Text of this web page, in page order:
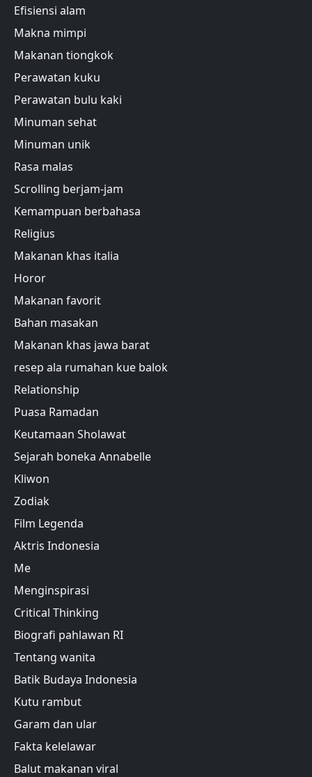
Efisiensi alam
Makna mimpi
Makanan tiongkok
Perawatan kuku
Perawatan bulu kaki
Minuman sehat
Minuman unik
Rasa malas
Scrolling berjam-jam
Kemampuan berbahasa
Religius
Makanan khas italia
Horor
Makanan favorit
Bahan masakan
Makanan khas jawa barat
resep ala rumahan kue balok
Relationship
Puasa Ramadan
Keutamaan Sholawat
Sejarah boneka Annabelle
Kliwon
Zodiak
Film Legenda
Aktris Indonesia
Me
Menginspirasi
Critical Thinking
Biografi pahlawan RI
Tentang wanita
Batik Budaya Indonesia
Kutu rambut
Garam dan ular
Fakta kelelawar
Balut makanan viral